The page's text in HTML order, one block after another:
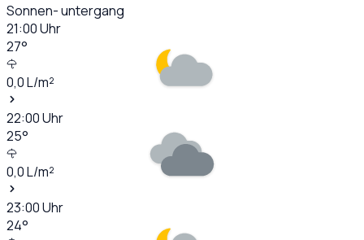
Sonnen- untergang
21:00Uhr
27°
0,0L/m²
22:00Uhr
25°
0,0L/m²
23:00Uhr
24°